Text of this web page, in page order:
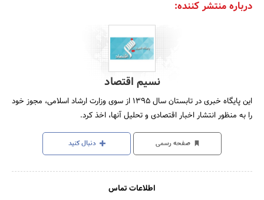
درباره منتشر کننده:
نسیم اقتصاد
این پایگاه خبری در تابستان سال 1395 از سوی وزارت ارشاد اسلامی، مجوز خود
را به منظور انتشار اخبار اقتصادی و تحلیل آنها، اخذ کرد.
صفحه رسمی دنبال کنید
اطلاعات تماس